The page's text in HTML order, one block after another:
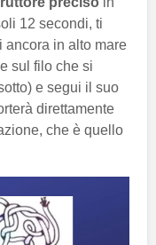
12 secondi, ti
ancora in alto mare
sul filo che si
e segui il suo
direttamente
che è quello